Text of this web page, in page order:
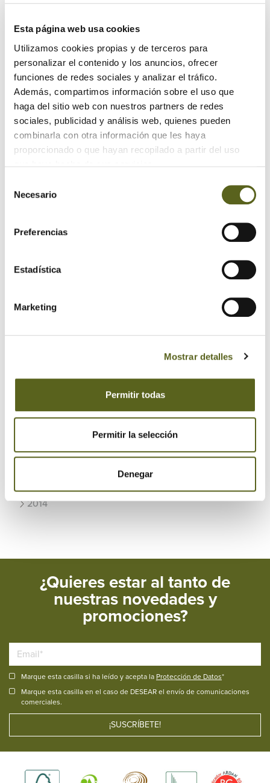
Esta página web usa cookies
Utilizamos cookies propias y de terceros para
personalizar el contenido y los anuncios, ofrecer
funciones de redes sociales y analizar el tráfico.
Además, compartimos información sobre el uso que
haga del sitio web con nuestros partners de redes
sociales, publicidad y análisis web, quienes pueden
combinarla con otra información que les haya
proporcionado o que hayan recopilado a partir del uso
Necesario
Preferencias
Estadística
Marketing
Mostrar detalles
Permitir todas
Permitir la selección
Denegar
Sabías que...
Uncategorized
Recientes
Usos de la madera en el exterior del hogar
Revestimientos de madera para fachadas con estilo
2023
2019
2016
2014
¿Quieres estar al tanto de
nuestras novedades y
promociones?
Marque esta casilla si ha leído y acepta la Protección de Datos*
Marque esta casilla en el caso de DESEAR el envío de comunicaciones
comerciales.